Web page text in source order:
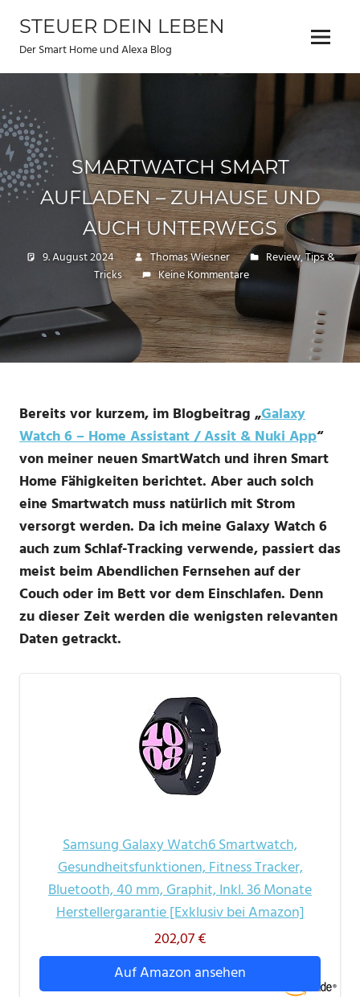
Inhalt
springen
STEUER DEIN LEBEN
Der Smart Home und Alexa Blog Menu
SMARTWATCH SMART
AUFLADEN – ZUHAUSE UND
AUCH UNTERWEGS
9. August 2024 Thomas Wiesner Review,Tips &
Tricks
Keine Kommentare
Bereits vor kurzem, im Blogbeitrag „Galaxy
Watch 6 – Home Assistant / Assit & Nuki App“
von meiner neuen SmartWatch und ihren Smart
Home Fähigkeiten berichtet. Aber auch solch
eine Smartwatch muss natürlich mit Strom
versorgt werden. Da ich meine Galaxy Watch 6
auch zum Schlaf-Tracking verwende, passiert das
meist beim Abendlichen Fernsehen auf der
Couch oder im Bett vor dem Einschlafen. Denn
zu dieser Zeit werden die wenigsten relevanten
Daten getrackt.
Samsung Galaxy Watch6 Smartwatch,
Gesundheitsfunktionen, Fitness Tracker,
Bluetooth, 40 mm, Graphit, Inkl. 36 Monate
Herstellergarantie [Exklusiv bei Amazon]
202,07 €
Auf Amazon ansehen